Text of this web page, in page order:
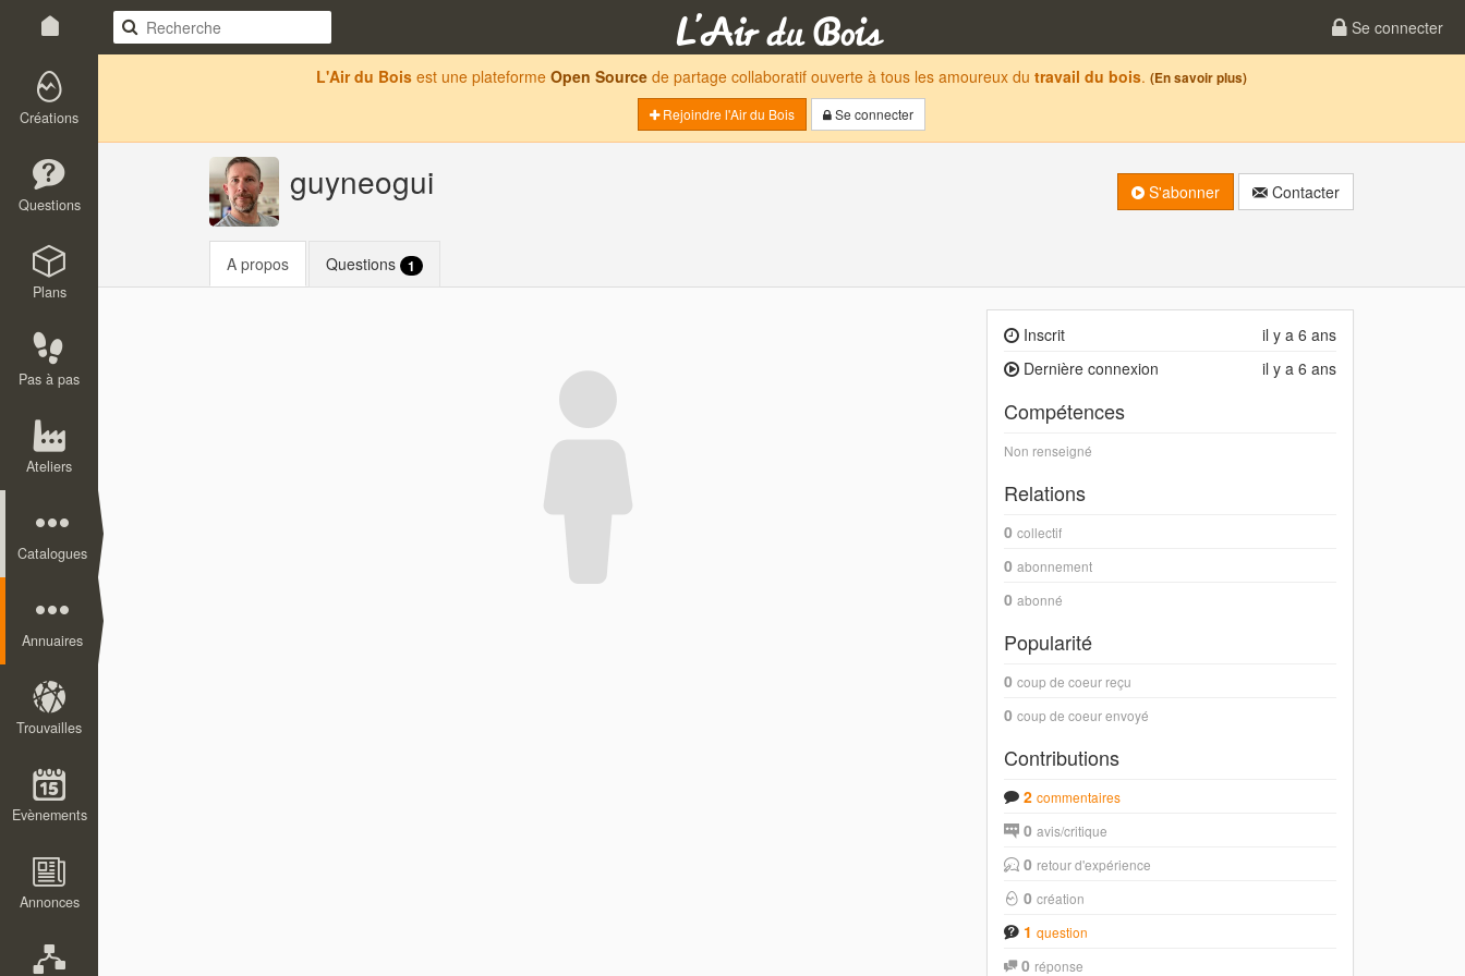
Se connecter
Créations
Questions
Plans
Pas à pas
Ateliers
Catalogues
Annuaires
Trouvailles
Evènements
Annonces
L'Air du Bois est une plateforme Open Source de partage collaboratif ouverte à tous les amoureux du travail du bois. (En savoir plus)
Rejoindre l'Air du Bois
Se connecter
guyneogui S'abonner Contacter
A propos Questions 1
il y a 6 ans
Inscrit
il y a 6 ans
Dernière connexion
Compétences
Non renseigné
Relations
0 collectif
0 abonnement
0 abonné
Popularité
0 coup de coeur reçu
0 coup de coeur envoyé
Contributions
2 commentaires
0 avis/critique
0 retour d'expérience
0 création
1 question
0 réponse